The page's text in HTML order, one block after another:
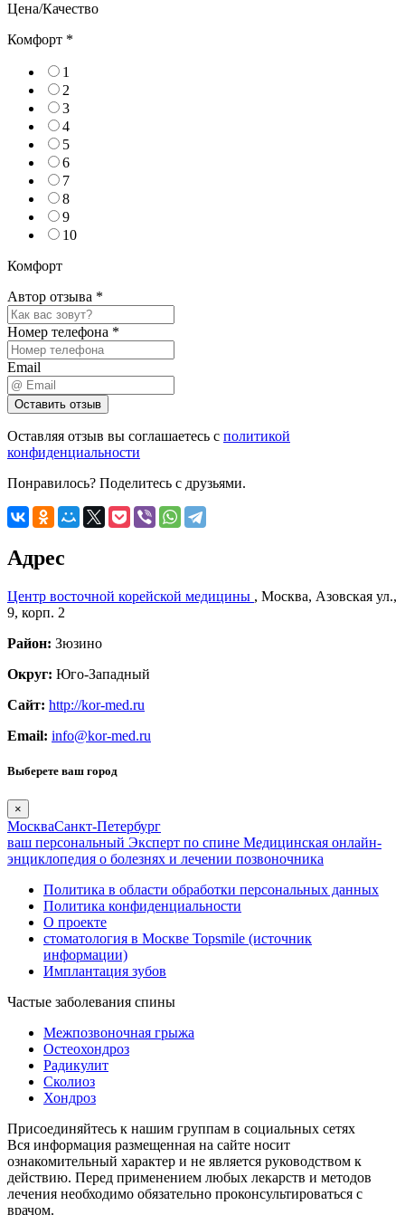
Цена/Качество
Комфорт *
1
2
3
4
5
6
7
8
9
10
Комфорт
Автор отзыва *
Номер телефона *
Email
Оставляя отзыв вы соглашаетесь с политикой
конфиденциальности
Понравилось? Поделитесь с друзьями.
Адрес
Центр восточной корейской медицины , Москва, Азовская ул.,
9, корп. 2
Район: Зюзино
Округ: Юго-Западный
Сайт: http://kor-med.ru
Email: info@kor-med.ru
Выберете ваш город
×
МоскваСанкт-Петербург
ваш персональный Эксперт по спине Медицинская онлайн-
энциклопедия о болезнях и лечении позвоночника
Политика в области обработки персональных данных
Политика конфиденциальности
О проекте
стоматология в Москве Topsmile (источник
информации)
Имплантация зубов
Частые заболевания спины
Межпозвоночная грыжа
Остеохондроз
Радикулит
Сколиоз
Хондроз
Присоединяйтесь к нашим группам в социальных сетях
Вся информация размещенная на сайте носит
ознакомительный характер и не является руководством к
действию. Перед применением любых лекарств и методов
лечения необходимо обязательно проконсультироваться с
врачом.